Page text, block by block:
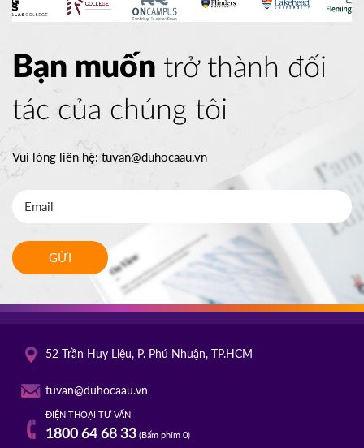
Bạn muốn trở thành đối
tác của chúng tôi
Vui lòng liên hệ:tuvan@duhocaau.vn
GỬI
52 Trần Huy Liệu, P. Phú Nhuận, TP.HCM
tuvan@duhocaau.vn
ĐIỆN THOẠI TƯ VẤN
1800 64 68 33(Bấm phím 0)